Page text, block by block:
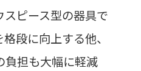
ピース型の器具で
段に向上する他、
負担も大幅に軽減